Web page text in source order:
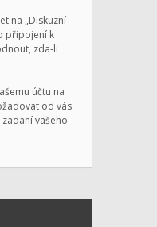
na „Diskuzní
připojení k
zda-li
účtu na
od vás
vašeho